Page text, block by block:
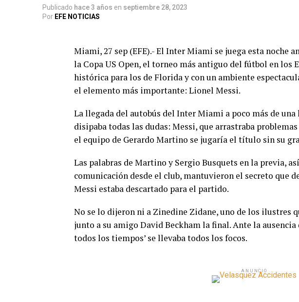
Publicado hace 3 años en septiembre 28, 2023
Por EFE NOTICIAS
Miami, 27 sep (EFE).- El Inter Miami se juega esta noche
la Copa US Open, el torneo más antiguo del fútbol en los
histórica para los de Florida y con un ambiente
el elemento más importante: Lionel Messi.
La llegada del autobús del Inter Miami a poco más de una
disipaba todas las dudas: Messi, que arrastraba
el equipo de Gerardo Martino se jugaría el título sin su
Las palabras de Martino y Sergio Busquets en la previa,
comunicación desde el club, mantuvieron el secreto que
Messi estaba descartado para el partido.
No se lo dijeron ni a Zinedine Zidane, uno de los ilustres
junto a su amigo David Beckham la final. Ante la ausencia
todos los tiempos’ se llevaba todos los focos.
ANUNCIO